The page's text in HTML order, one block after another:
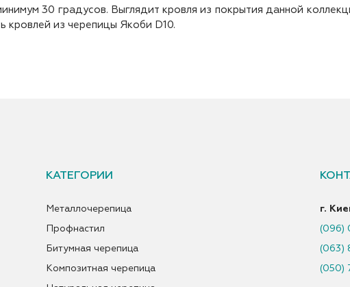
30 градусов. Выглядит кровля из покрытия данной
кровлей из черепицы Якоби D10.
КАТЕГОРИИ
Металлочерепица
Профнастил
Битумная черепица
Композитная черепица
г.
(096)
(063)
(050)